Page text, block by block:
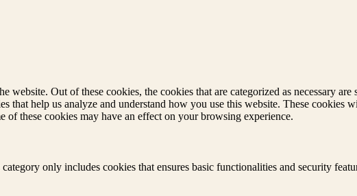
Out of these cookies, the cookies that are categorized as necessary are
that help us analyze and understand how you use this website. These
these cookies may have an effect on your browsing experience.
only includes cookies that ensures basic functionalities and security